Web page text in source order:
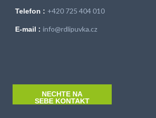
Telefon : +420 725 404 010
E-mail : info@rdlipuvka.cz
NECHTE NA
SEBE KONTAKT